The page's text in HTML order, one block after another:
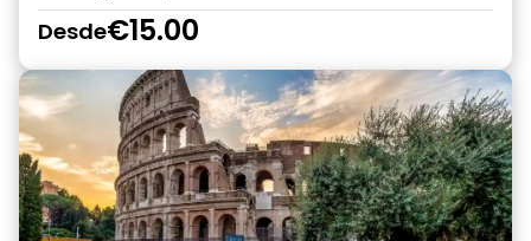
Desde€15.00